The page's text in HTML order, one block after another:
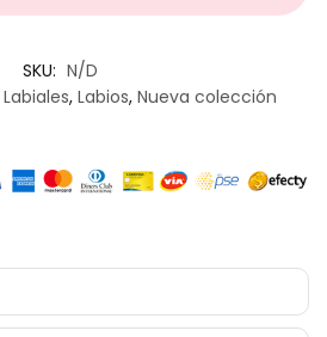
SKU: N/D
Labiales, Labios, Nueva colección